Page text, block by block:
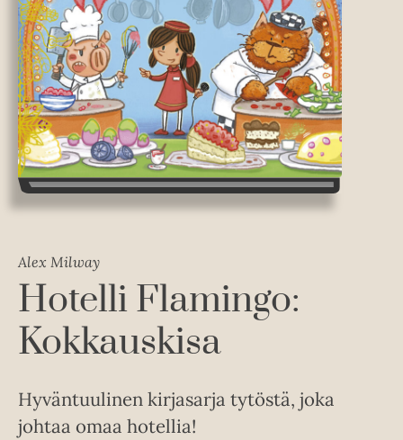
Alex Milway
Hotelli Flamingo:
Kokkauskisa
Hyväntuulinen kirjasarja tytöstä, joka
johtaa omaa hotellia!